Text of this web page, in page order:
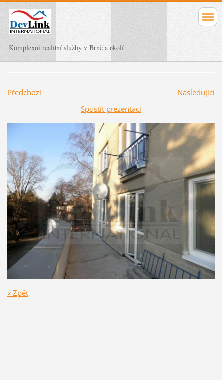
Komplexní realitní služby v Brně a okolí
Předchozí
Následující
Spustit prezentaci
« Zpět